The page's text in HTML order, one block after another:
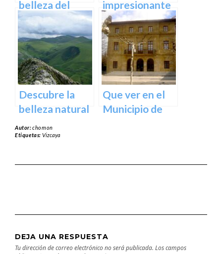
belleza del
Santuario de
Arantzazu en
Guipuzcoa –
Guía turística y
cultural
impresionante
arte natural del
Bosque de Oma
en Vizcaya
Descubre la
belleza natural
del Parque
Natural de
próxima
Que ver en el
Municipio de
Autor:chomon
Etiquetas: Vizcaya
DEJA UNA RESPUESTA
Tu dirección de correo electrónico no será publicada. Los campos